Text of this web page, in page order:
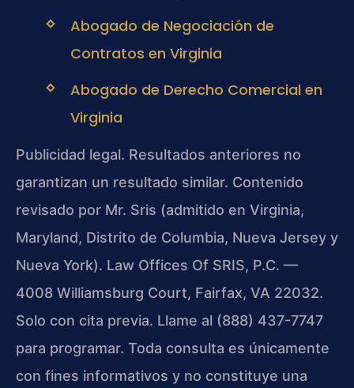
Abogado de Negociación de
Contratos en Virginia
Abogado de Derecho Comercial en
Virginia
Publicidad legal. Resultados anteriores no
garantizan un resultado similar. Contenido
revisado por Mr. Sris (admitido en Virginia,
Maryland, Distrito de Columbia, Nueva Jersey y
Nueva York). Law Offices Of SRIS, P.C. —
4008 Williamsburg Court, Fairfax, VA 22032.
Solo con cita previa. Llame al (888) 437-7747
para programar. Toda consulta es únicamente
con fines informativos y no constituye una